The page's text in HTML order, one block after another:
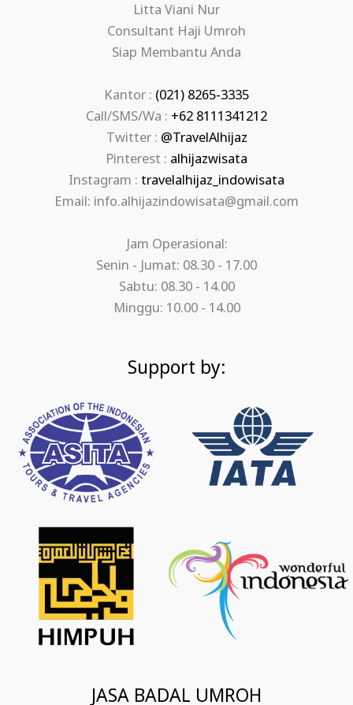
Litta Viani Nur
Consultant Haji Umroh
Siap Membantu Anda
Kantor : (021) 8265-3335
Call/SMS/Wa : +62 8111341212
Twitter : @TravelAlhijaz
Pinterest : alhijazwisata
Instagram : travelalhijaz_indowisata
Email: info.alhijazindowisata@gmail.com
Jam Operasional:
Senin - Jumat: 08.30 - 17.00
Sabtu: 08.30 - 14.00
Minggu: 10.00 - 14.00
Support by:
JASA BADAL UMROH